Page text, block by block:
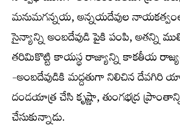
మనుమగన్నయ, అన్నయదేవుల
సైన్యాన్ని అంబదేవుడి పైకి పంపి, అతన్ని
తరిమికొట్టి కాయస్థ రాజ్యాన్ని కాకతీయ
-అంబదేవుడికి మద్దతుగా నిలిచిన దేవగిరి
దండయాత్ర చేసి కృష్ణా, తుంగభద్ర
చేసుకున్నాడు.